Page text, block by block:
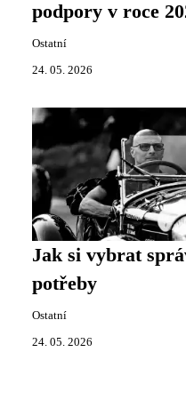
podpory v roce
Ostatní
24. 05. 2026
Jak si vybrat
potřeby
Ostatní
24. 05. 2026